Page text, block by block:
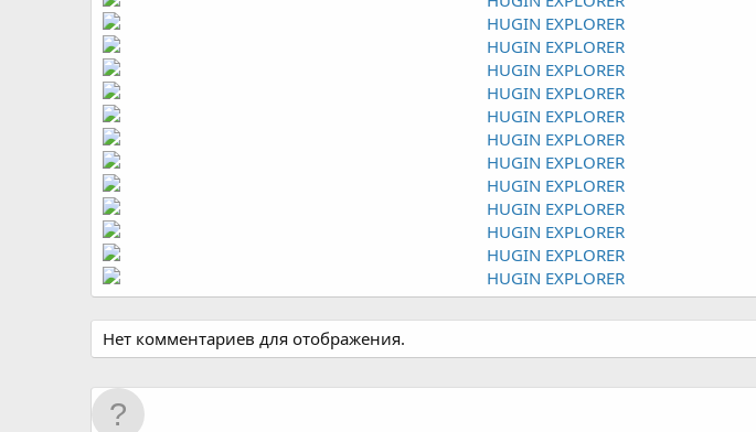
Нет комментариев для отображения.